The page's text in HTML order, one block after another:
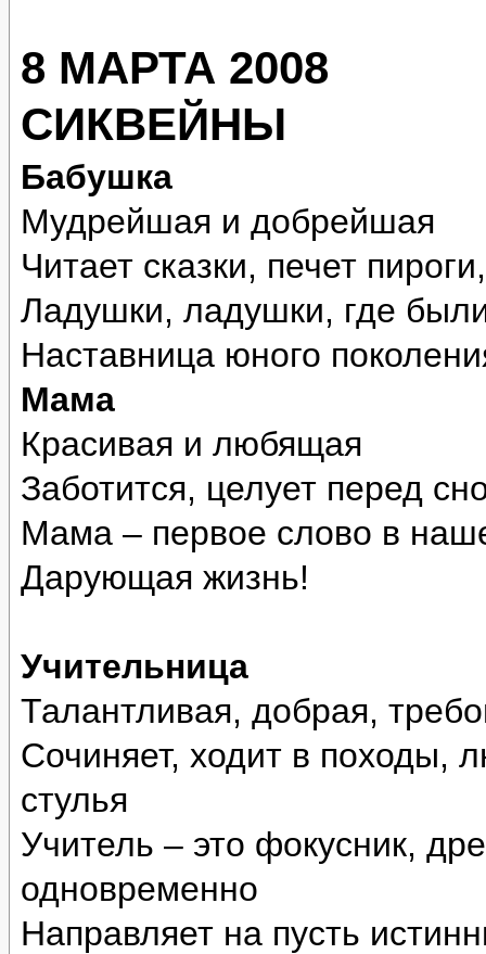
8 МАРТА 2008
СИКВЕЙНЫ
Бабушка
Мудрейшая и добрейшая
Читает сказки, печет
Ладушки, ладушки, где
Наставница юного
Мама
Красивая и любящая
Заботится, целует перед
Мама – первое слово в
Дарующая жизнь!
Учительница
Талантливая, добрая,
Сочиняет, ходит в походы,
стулья
Учитель – это фокусник,
одновременно
Направляет на пусть